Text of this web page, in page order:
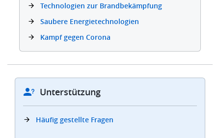
Technologien zur Brandbekämpfung
Saubere Energietechnologien
Kampf gegen Corona
Unterstützung
Häufig gestellte Fragen